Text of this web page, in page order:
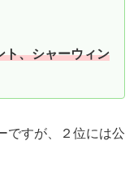
ト、シャーウィン
ですが、２位には公